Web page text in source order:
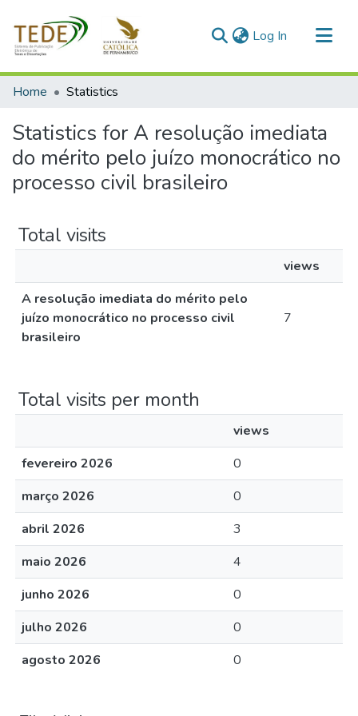
Log In (current)
Communities & Collections
Home Statistics
Statistics for A resolução imediata
do mérito pelo juízo monocrático no
processo civil brasileiro
Total visits
views
A resolução imediata do mérito pelo
juízo monocrático no processo civil
brasileiro
7
Total visits per month
views
fevereiro 2026
0
março 2026
0
abril 2026
3
maio 2026
4
junho 2026
0
julho 2026
0
agosto 2026
0